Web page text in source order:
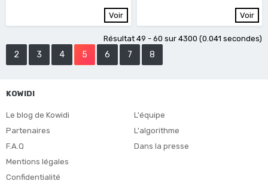
Voir Voir
Résultat 49 - 60 sur 4300 (0.041 secondes)
2 3 4 5 6 7 8
KOWIDI
Le blog de Kowidi
Partenaires
F.A.Q
Mentions légales
Confidentialité
L'équipe
L'algorithme
Dans la presse